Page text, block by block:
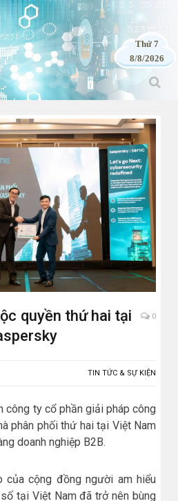
Thứ 7
8/8/2026
quyền thứ hai tại
0
TIN TỨC & SỰ KIỆN
công ty cổ phần giải pháp công
phân phối thứ hai tại Việt Nam
doanh nghiệp B2B.
cộng đồng người am hiểu
tại Việt Nam đã trở nên bùng